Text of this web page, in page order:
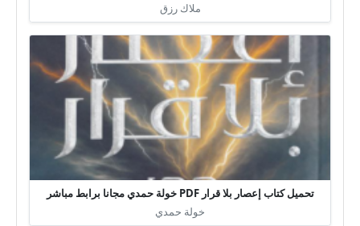
ملاك رزق
تحميل كتاب إعصار بلا قرار PDF خولة حمدي مجانا برابط مباشر
خولة حمدي